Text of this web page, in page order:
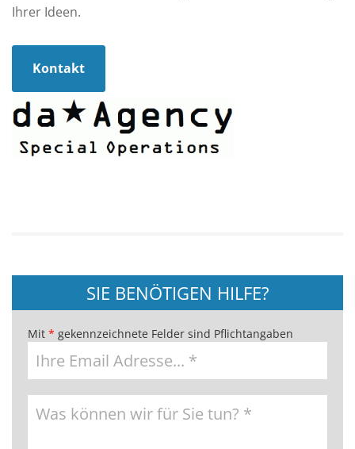
Ihrer Ideen.
Kontakt
SIE BENÖTIGEN HILFE?
Mit * gekennzeichnete Felder sind Pflichtangaben